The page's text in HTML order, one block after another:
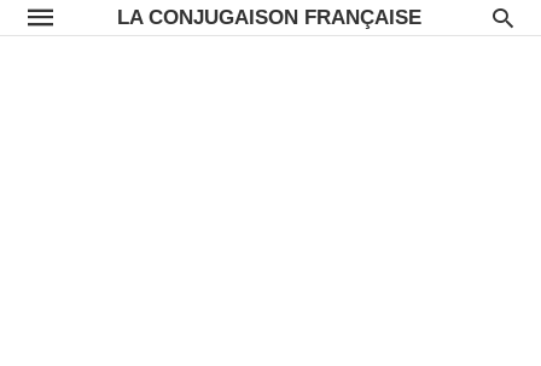
LA CONJUGAISON FRANÇAISE